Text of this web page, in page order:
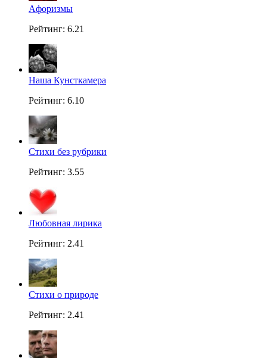
Aфоризмы
Рейтинг: 6.21
Наша Кунсткамера
Рейтинг: 6.10
Стихи без рубрики
Рейтинг: 3.55
Любовная лирика
Рейтинг: 2.41
Стихи о природе
Рейтинг: 2.41